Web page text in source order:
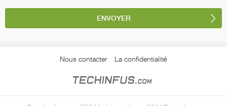
Nous contacter La confidentialité